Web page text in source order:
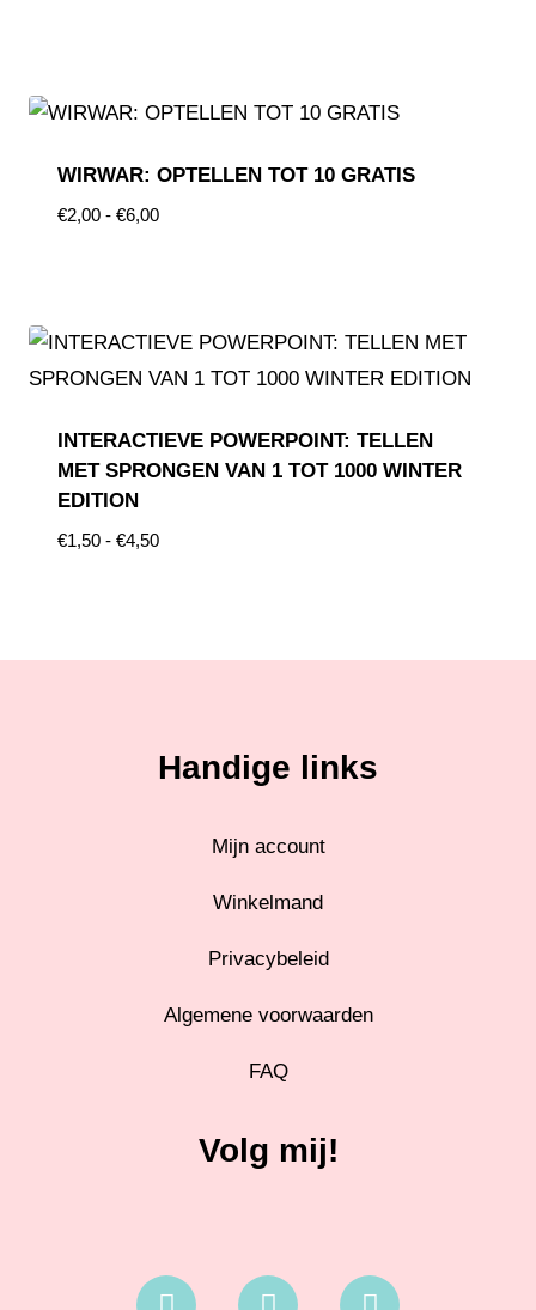
WIRWAR: OPTELLEN TOT 10 GRATIS
€2,00 - €6,00
INTERACTIEVE POWERPOINT: TELLEN
MET SPRONGEN VAN 1 TOT 1000 WINTER
EDITION
€1,50 - €4,50
Handige links
Mijn account
Winkelmand
Privacybeleid
Algemene voorwaarden
FAQ
Volg mij!